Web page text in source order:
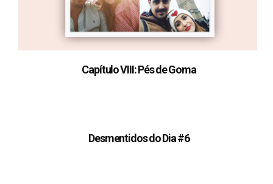
Capítulo VIII: Pés de Goma
Desmentidos do Dia #6